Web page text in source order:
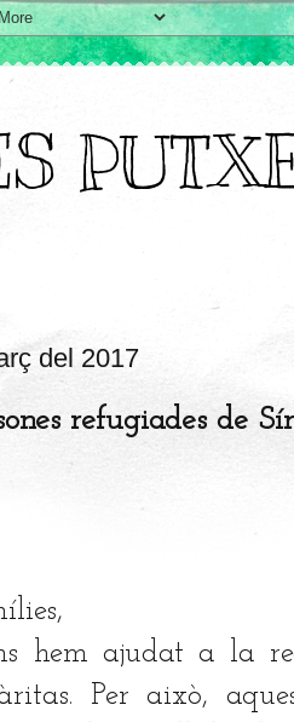
del 2017
refugiades de
hem ajudat a la
Per això,